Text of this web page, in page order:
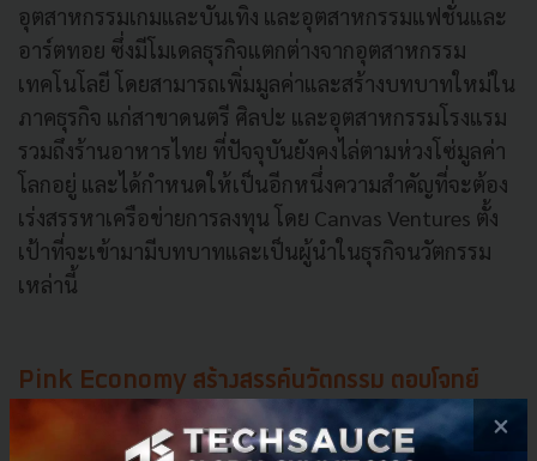
อุตสาหกรรมเกมและบันเทิง และอุตสาหกรรมแฟชั่นและ
อาร์ตทอย ซึ่งมีโมเดลธุรกิจแตกต่างจากอุตสาหกรรม
เทคโนโลยี โดยสามารถเพิ่มมูลค่าและสร้างบทบาทใหม่ใน
ภาคธุรกิจ แก่สาขาดนตรี ศิลปะ และอุตสาหกรรมโรงแรม
รวมถึงร้านอาหารไทย ที่ปัจจุบันยังคงไล่ตามห่วงโซ่มูลค่า
โลกอยู่ และได้กำหนดให้เป็นอีกหนึ่งความสำคัญที่จะต้อง
เร่งสรรหาเครือข่ายการลงทุน โดย Canvas Ventures ตั้ง
เป้าที่จะเข้ามามีบทบาทและเป็นผู้นำในธุรกิจนวัตกรรม
เหล่านี้
Pink Economy สร้างสรรค์นวัตกรรม ตอบโจทย์
ความหลากหลายทางเพศ
×